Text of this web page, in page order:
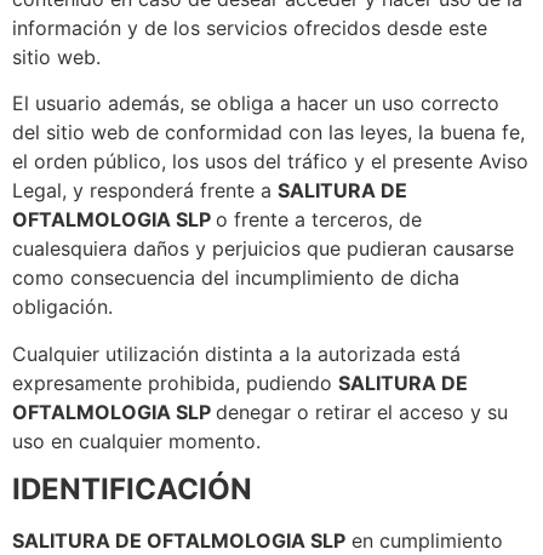
información y de los servicios ofrecidos desde este
sitio web.
El usuario además, se obliga a hacer un uso correcto
del sitio web de conformidad con las leyes, la buena fe,
el orden público, los usos del tráfico y el presente Aviso
Legal, y responderá frente a SALITURA DE
OFTALMOLOGIA SLP o frente a terceros, de
cualesquiera daños y perjuicios que pudieran causarse
como consecuencia del incumplimiento de dicha
obligación.
Cualquier utilización distinta a la autorizada está
expresamente prohibida, pudiendo SALITURA DE
OFTALMOLOGIA SLP denegar o retirar el acceso y su
uso en cualquier momento.
IDENTIFICACIÓN
SALITURA DE OFTALMOLOGIA SLP en cumplimiento